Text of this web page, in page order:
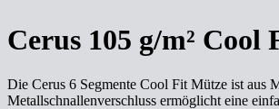
Cerus 105 g/m²
Die Cerus 6 Segmente Cool Fit Mütze ist aus
Metallschnallenverschluss ermöglicht eine